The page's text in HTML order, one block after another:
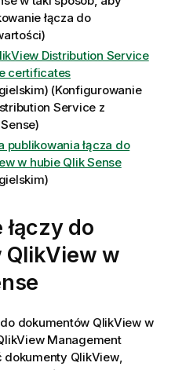
łącza do
Distribution Service
certificates
(Konfigurowanie
Service z
publikowania łącza do
w hubie Qlik Sense
do
QlikView w
dokumentów QlikVieww
Management
dokumenty QlikView,